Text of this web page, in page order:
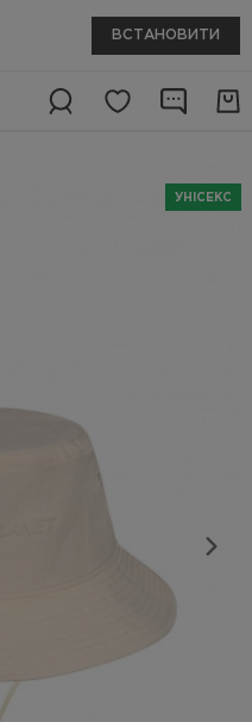
ВСТАНОВИТИ
УНІСЕКС